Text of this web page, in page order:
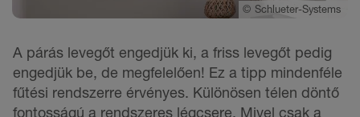
© Schlueter-Systems
A párás levegőt engedjük ki, a friss levegőt pedig
engedjük be, de megfelelően! Ez a tipp mindenféle
fűtési rendszerre érvényes. Különösen télen döntő
fontosságú a rendszeres légcsere. Mivel csak a